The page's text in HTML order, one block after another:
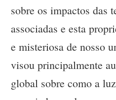
sobre os impactos das
associadas e esta
e misteriosa de nosso
visou principalmente
global sobre como a